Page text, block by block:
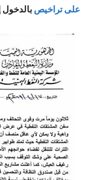
على تراخيص بالدخول